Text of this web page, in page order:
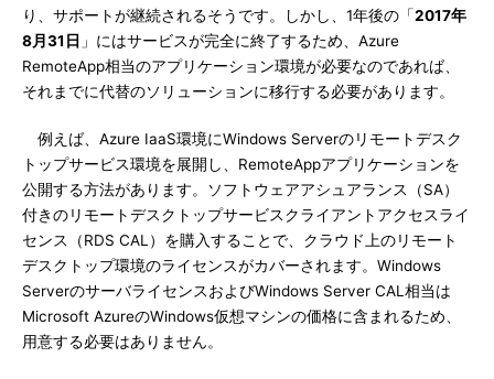
り、サポートが継続されるそうです。しかし、1年後の「2017年
8月31日 」にはサービスが完全に終了するため、Azure
RemoteApp相当のアプリケーション環境が必要なのであれば、
それまでに代替のソリューションに移行する必要があります。
例えば、Azure IaaS環境にWindows Serverのリモートデスク
トップサービス環境を展開し、RemoteAppアプリケーションを
公開する方法があります。ソフトウェアアシュアランス（SA）
付きのリモートデスクトップサービスクライアントアクセスライ
センス（RDS CAL）を購入することで、クラウド上のリモート
デスクトップ環境のライセンスがカバーされます。Windows
ServerのサーバライセンスおよびWindows Server CAL相当は
Microsoft AzureのWindows仮想マシンの価格に含まれるため、
用意する必要はありません。